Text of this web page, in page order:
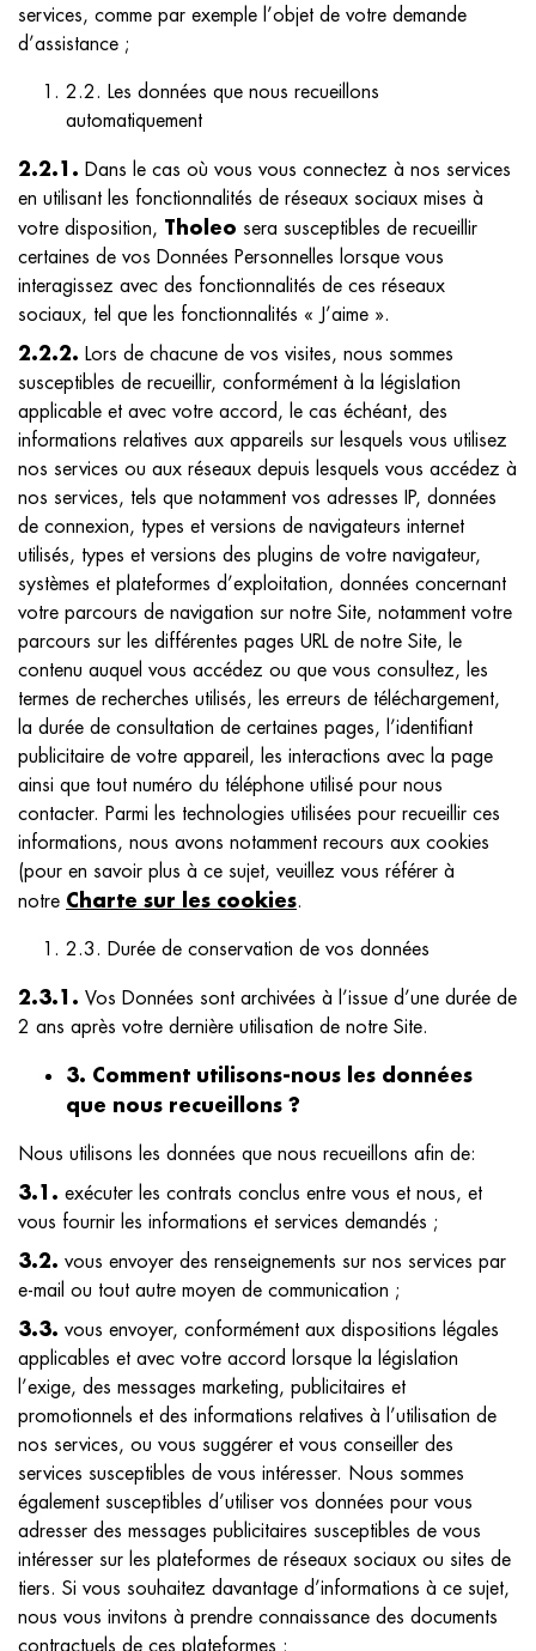
Notre réseau
services, comme par exemple l’objet de votre demande
d’assistance ;
2.2. Les données que nous recueillons
automatiquement
2.2.1. Dans le cas où vous vous connectez à nos services
en utilisant les fonctionnalités de réseaux sociaux mises à
votre disposition, Tholeo sera susceptibles de recueillir
certaines de vos Données Personnelles lorsque vous
interagissez avec des fonctionnalités de ces réseaux
sociaux, tel que les fonctionnalités « J’aime ».
2.2.2. Lors de chacune de vos visites, nous sommes
susceptibles de recueillir, conformément à la législation
applicable et avec votre accord, le cas échéant, des
informations relatives aux appareils sur lesquels vous utilisez
nos services ou aux réseaux depuis lesquels vous accédez à
nos services, tels que notamment vos adresses IP, données
de connexion, types et versions de navigateurs internet
utilisés, types et versions des plugins de votre navigateur,
systèmes et plateformes d’exploitation, données concernant
votre parcours de navigation sur notre Site, notamment votre
parcours sur les différentes pages URL de notre Site, le
contenu auquel vous accédez ou que vous consultez, les
termes de recherches utilisés, les erreurs de téléchargement,
la durée de consultation de certaines pages, l’identifiant
publicitaire de votre appareil, les interactions avec la page
ainsi que tout numéro du téléphone utilisé pour nous
contacter. Parmi les technologies utilisées pour recueillir ces
informations, nous avons notamment recours aux cookies
(pour en savoir plus à ce sujet, veuillez vous référer à
notre Charte sur les cookies.
2.3. Durée de conservation de vos données
2.3.1. Vos Données sont archivées à l’issue d’une durée de
2 ans après votre dernière utilisation de notre Site.
3. Comment utilisons-nous les données
que nous recueillons ?
Nous utilisons les données que nous recueillons afin de:
3.1. exécuter les contrats conclus entre vous et nous, et
vous fournir les informations et services demandés ;
3.2. vous envoyer des renseignements sur nos services par
e-mail ou tout autre moyen de communication ;
3.3. vous envoyer, conformément aux dispositions légales
applicables et avec votre accord lorsque la législation
l’exige, des messages marketing, publicitaires et
promotionnels et des informations relatives à l’utilisation de
nos services, ou vous suggérer et vous conseiller des
services susceptibles de vous intéresser. Nous sommes
également susceptibles d’utiliser vos données pour vous
adresser des messages publicitaires susceptibles de vous
intéresser sur les plateformes de réseaux sociaux ou sites de
tiers. Si vous souhaitez davantage d’informations à ce sujet,
nous vous invitons à prendre connaissance des documents
contractuels de ces plateformes ;